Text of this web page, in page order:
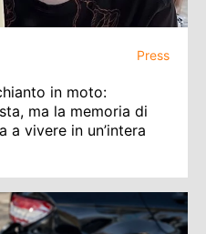
Press
in moto:
ma la memoria di
a vivere in un’intera